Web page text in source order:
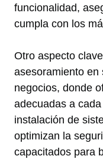
funcionalidad,
cumpla con los
Otro aspecto
asesoramiento en
negocios, donde
adecuadas a
instalación de
optimizan la
capacitados para